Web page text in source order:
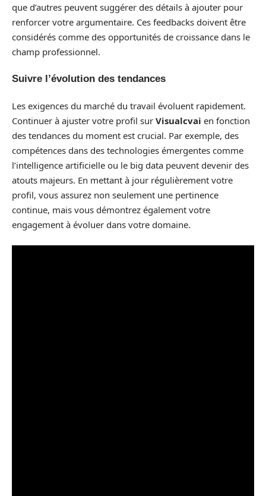
que d’autres peuvent suggérer des détails à ajouter pour
renforcer votre argumentaire. Ces feedbacks doivent être
considérés comme des opportunités de croissance dans le
champ professionnel.
Suivre l’évolution des tendances
Les exigences du marché du travail évoluent rapidement.
Continuer à ajuster votre profil sur Visualcvai en fonction
des tendances du moment est crucial. Par exemple, des
compétences dans des technologies émergentes comme
l’intelligence artificielle ou le big data peuvent devenir des
atouts majeurs. En mettant à jour régulièrement votre
profil, vous assurez non seulement une pertinence
continue, mais vous démontrez également votre
engagement à évoluer dans votre domaine.